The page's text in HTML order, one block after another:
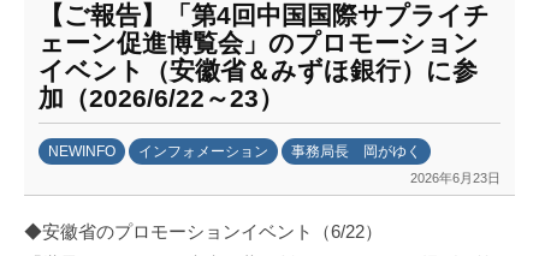
投
資
促
進
機
【ご報告】「第4回中国国際サプライチ
ェーン促進博覧会」のプロモーション
イベント（安徽省＆みずほ銀行）に参
加（2026/6/22～23）
NEWINFO インフォメーション 事務局長 岡がゆく
2026年6月23日
劉
◆安徽省のプロモーションイベント（6/22）
機
構